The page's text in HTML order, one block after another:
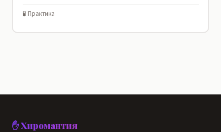
🧪 Практика
✋ Хиромантия